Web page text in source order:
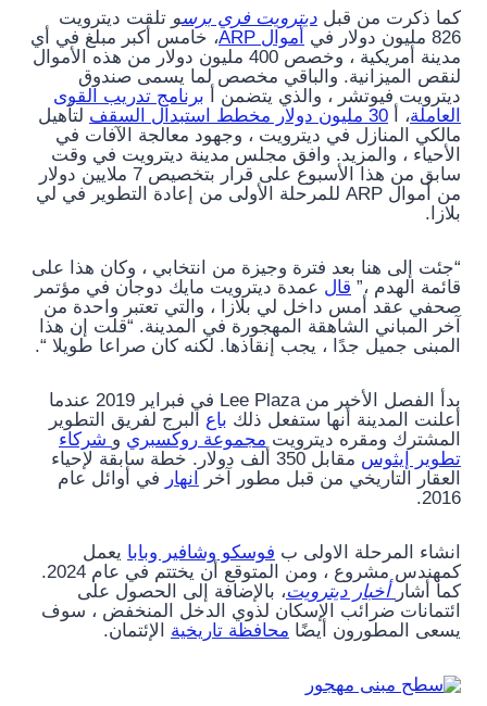
كما ذكرت من قبل ديترويت فري برسو تلقت ديترويت
826 مليون دولار في
أموال ARP
، خامس أكبر مبلغ في أي
مدينة أمريكية ، وخصص 400 مليون دولار من هذه الأموال
لنقص الميزانية. والباقي مخصص لما يسمى صندوق
ديترويت فيوتشر ، والذي يتضمن أ برنامج تدريب القوى
العاملة، أ 30 مليون دولار مخطط استبدال السقف
لتأهيل
مالكي المنازل في ديترويت ، وجهود معالجة الآفات في
الأحياء ، والمزيد. وافق مجلس مدينة ديترويت في وقت
سابق من هذا الأسبوع على قرار بتخصيص 7 ملايين دولار
من أموال ARP للمرحلة الأولى من إعادة التطوير في لي
بلازا.
“جئت إلى هنا بعد فترة وجيزة من انتخابي ، وكان هذا على
قائمة الهدم ،” قال عمدة ديترويت مايك دوجان في مؤتمر
صحفي عقد أمس داخل لي بلازا ، والتي تعتبر واحدة من
آخر المباني الشاهقة المهجورة في المدينة. “قلت إن هذا
المبنى جميل جدًا ، يجب إنقاذها. لكنه كان صراعا طويلا “.
بدأ الفصل الأخير من Lee Plaza في فبراير 2019 عندما
أعلنت المدينة أنها ستفعل ذلك باع البرج لفريق التطوير
المشترك ومقره ديترويت مجموعة روكسبري و شركاء
تطوير إيثوس
مقابل 350 ألف دولار. خطة سابقة لإحياء
العقار التاريخي من قبل مطور آخر
انهار في أوائل عام
2016.
انشاء المرحلة الاولى ب فوسكو وشافير وبابا يعمل
كمهندس مشروع ، ومن المتوقع أن يختتم في عام 2024.
كما أشار أخبار ديترويت، بالإضافة إلى الحصول على
ائتمانات ضرائب الإسكان لذوي الدخل المنخفض ، سوف
يسعى المطورون أيضًا محافظة تاريخية الإئتمان.